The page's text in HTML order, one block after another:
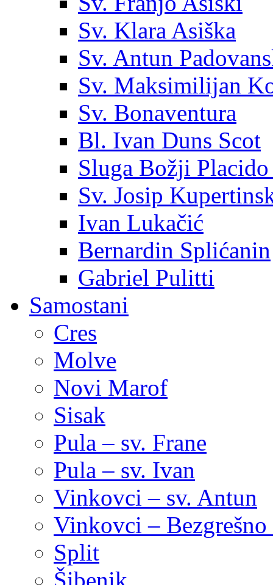
Sv. Klara Asiška
Sv. Antun
Sv. Maksimilijan
Sv. Bonaventura
Bl. Ivan Duns Scot
Sluga Božji Placido
Sv. Josip
Ivan Lukačić
Bernardin Splićanin
Gabriel Pulitti
Samostani
Cres
Molve
Novi Marof
Sisak
Pula – sv. Frane
Pula – sv. Ivan
Vinkovci – sv. Antun
Vinkovci –
Split
Šibenik